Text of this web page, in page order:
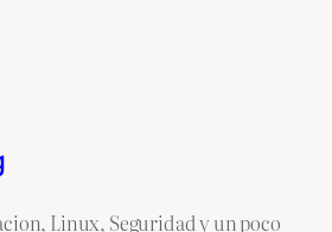
Linux, Seguridad y un poco